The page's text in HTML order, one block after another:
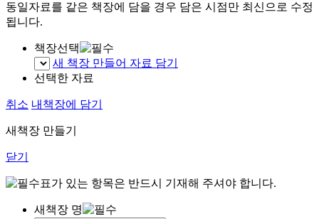
동일자료를 같은 책장에 담을 경우 담은 시점만 최신으로 수정
됩니다.
책장선택
새 책장 만들어 자료 담기
선택한 자료
취소 내책장에 담기
새책장 만들기
닫기
표가 있는 항목은 반드시 기재해 주셔야 합니다.
새책장 명